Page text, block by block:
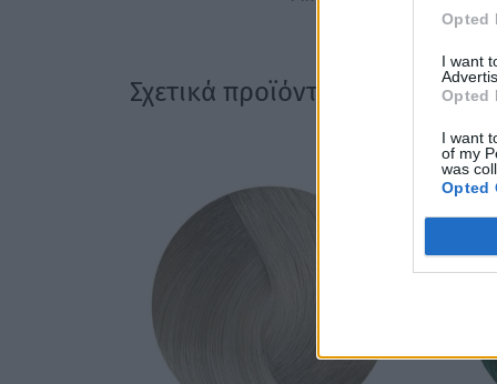
Opted
I want
Opted
I want
of my
was
Opted
Σχετικά προϊόντα